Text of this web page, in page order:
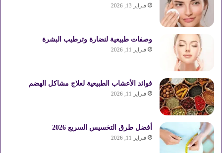
فبراير 13, 2026
وصفات طبيعية لنضارة وترطيب البشرة
فبراير 11, 2026
فوائد الأعشاب الطبيعية لعلاج مشاكل الهضم
فبراير 11, 2026
أفضل طرق التخسيس السريع 2026
فبراير 11, 2026